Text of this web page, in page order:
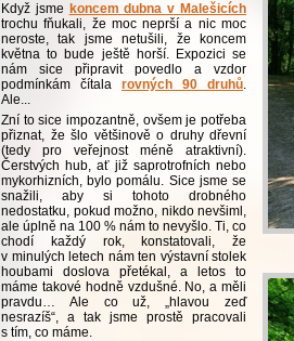
Když jsme koncem dubna v Malešicích
trochu fňukali, že moc neprší a nic moc
neroste, tak jsme netušili, že koncem
května to bude ještě horší. Expozici se
nám sice připravit povedlo a vzdor
podmínkám čítala rovných 90 druhů.
Ale...
Zní to sice impozantně, ovšem je potřeba
přiznat, že šlo většinově o druhy dřevní
(tedy pro veřejnost méně atraktivní).
Čerstvých hub, ať již saprotrofních nebo
mykorhizních, bylo pomálu. Sice jsme se
snažili, aby si tohoto drobného
nedostatku, pokud možno, nikdo nevšiml,
ale úplně na 100 % nám to nevyšlo. Ti, co
chodí každý rok, konstatovali, že
v minulých letech nám ten výstavní stolek
houbami doslova přetékal, a letos to
máme takové hodně vzdušné. No, a měli
pravdu… Ale co už, „hlavou zeď
nesrazíš“, a tak jsme prostě pracovali
s tím, co máme.